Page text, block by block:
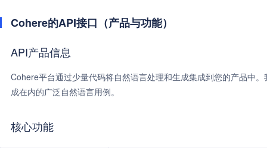
Cohere的API接口（产品与功能）
API产品信息
Cohere平台通过少量代码将自然语言处理和生成集成到您的产品中
成在内的广泛自然语言用例。
核心功能